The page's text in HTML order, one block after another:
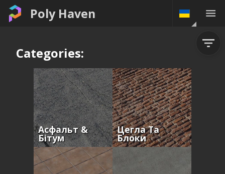
Poly Haven
Categories:
Асфальт &
Бітум
Цегла Та
Блоки